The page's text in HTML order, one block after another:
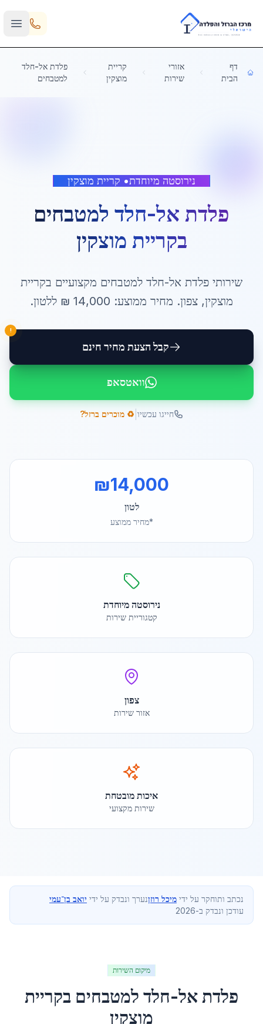
Skip to main content
דף
הבית
אזורי
שירות
קריית
מוצקין
פלדת אל-חלד
למטבחים
נירוסטה מיוחדת• קריית מוצקין
פלדת אל-חלד למטבחים
בקריית מוצקין
שירותי פלדת אל-חלד למטבחים מקצועיים בקריית
מוצקין, צפון. מחיר ממוצע: 14,000 ₪ ללטון.
קבל הצעת מחיר חינם
!
וואטסאפ
חייגו עכשיו ♻️ מוכרים ברזל?
₪14,000
לטון
*מחיר ממוצע
נירוסטה מיוחדת
קטגוריית שירות
צפון
אזור שירות
איכות מובטחת
שירות מקצועי
נכתב ותוחקר על ידי מיכל רוזןנערך ונבדק על ידי יואב בן־עמי
עודכן ונבדק ב-2026
מיקום השירות
פלדת אל-חלד למטבחים בקריית
מוצקין